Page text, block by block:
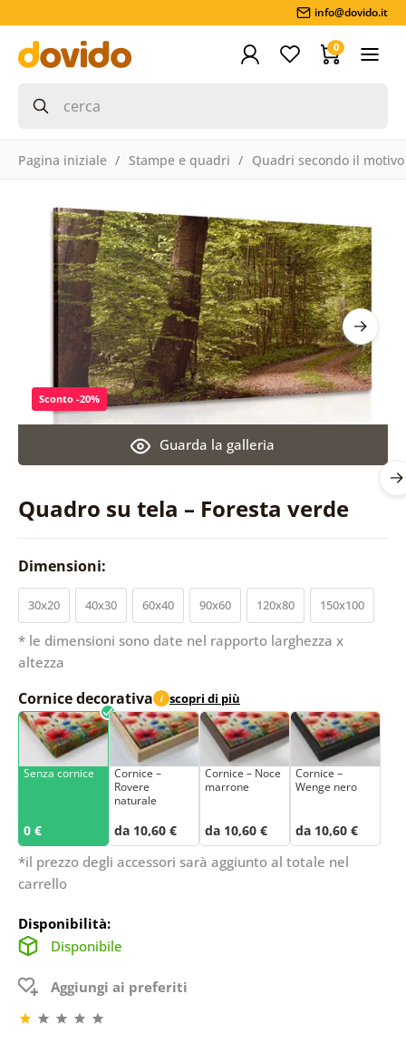
info@dovido.it
0
Pagina iniziale Stampe e quadri Quadri secondo il motivo
Quadro su tela – Foresta verde
Guarda la galleria
Sconto -20%
Dimensioni:
30x20 40x30 60x40 90x60 120x80 150x100
* le dimensioni sono date nel rapporto larghezza x
altezza
Cornice decorativa i scopri di più
Senza cornice
0 €
Cornice –
Rovere
naturale
da 10,60 €
Cornice – Noce
marrone
da 10,60 €
Cornice –
Wenge nero
da 10,60 €
*il prezzo degli accessori sarà aggiunto al totale nel
carrello
Disponibilità:
Disponibile
Aggiungi ai preferiti